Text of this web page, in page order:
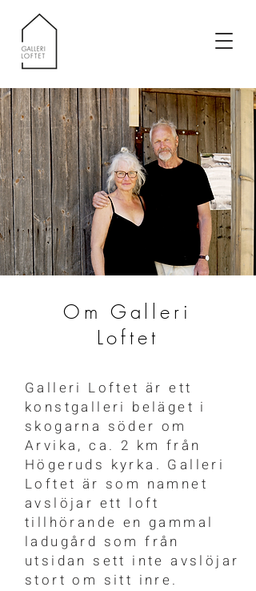
Om Galleri
Loftet
Galleri Loftet är ett
konstgalleri beläget i
skogarna söder om
Arvika, ca. 2 km från
Högeruds kyrka. Galleri
Loftet är som namnet
avslöjar ett loft
tillhörande en gammal
ladugård som från
utsidan sett inte avslöjar
stort om sitt inre.